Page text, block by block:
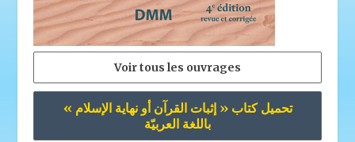
Voir tous les ouvrages
تحميل كتاب « إثبات القرآن أو نهاية الإسلام »
باللغة العربيّة